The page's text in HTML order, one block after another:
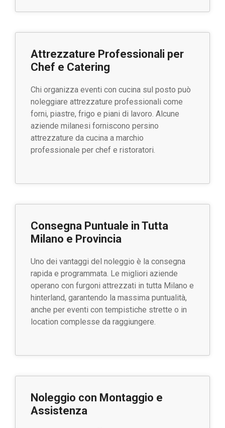
Attrezzature Professionali per
Chef e Catering
Chi organizza eventi con cucina sul posto può
noleggiare attrezzature professionali come
forni, piastre, frigo e piani di lavoro. Alcune
aziende milanesi forniscono persino
attrezzature da cucina a marchio
professionale per chef e ristoratori.
Consegna Puntuale in Tutta
Milano e Provincia
Uno dei vantaggi del noleggio è la consegna
rapida e programmata. Le migliori aziende
operano con furgoni attrezzati in tutta Milano e
hinterland, garantendo la massima puntualità,
anche per eventi con tempistiche strette o in
location complesse da raggiungere.
Noleggio con Montaggio e
Assistenza